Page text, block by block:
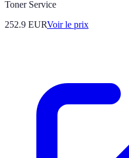
Toner Service
252.9 EURVoir le prix